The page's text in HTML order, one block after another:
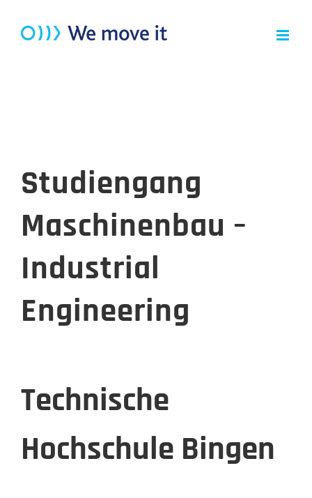
Inhalt
Studiengang
Maschinenbau –
Industrial
Engineering
Technische
Hochschule Bingen